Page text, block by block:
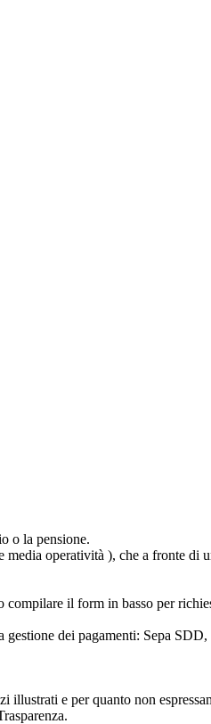
o la pensione.
operatività ), che a fronte
il form in basso per
dei pagamenti: Sepa
illustrati e per quanto non